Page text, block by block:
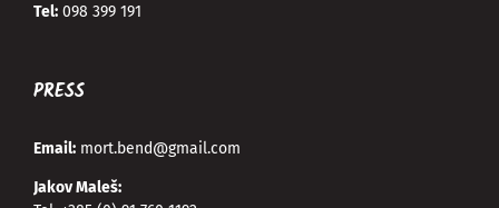
Tel: 098 399 191
PRESS
Email: mort.bend@gmail.com
Jakov Maleš: